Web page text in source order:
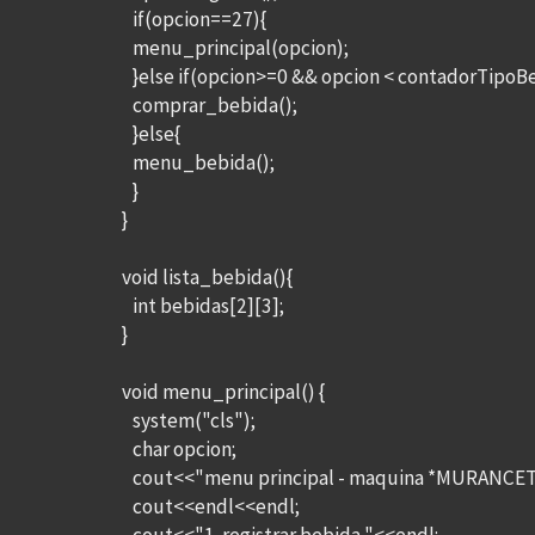
if(opcion==27){
menu_principal(opcion);
}else if(opcion>=0 && opcion <
comprar_bebida();
}else{
menu_bebida();
}
}
void lista_bebida(){
int bebidas[2][3];
}
void menu_principal() {
system("cls");
char opcion;
cout<<"menu principal - maquina
cout<<endl<<endl;